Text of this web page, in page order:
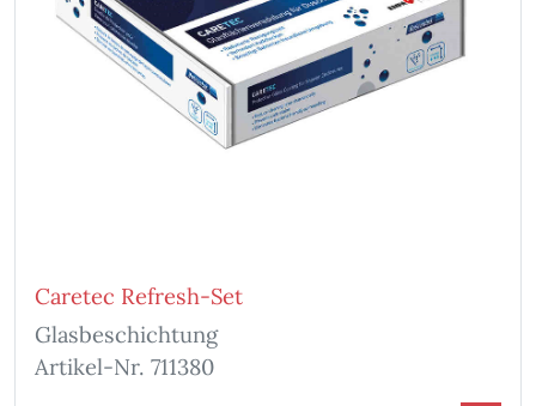
Caretec Refresh-Set
Glasbeschichtung
Artikel-Nr. 711380